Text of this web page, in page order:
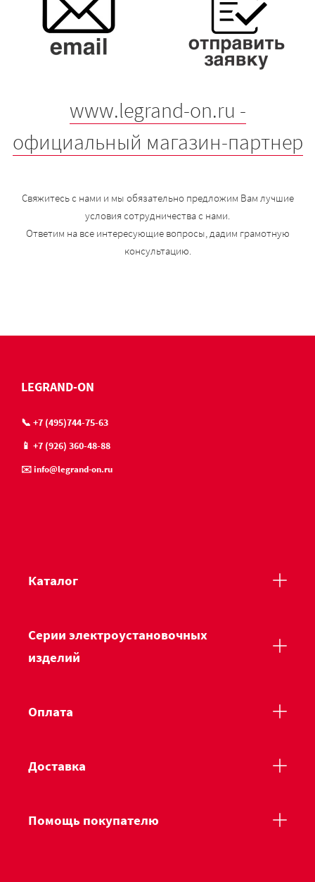
www.legrand-on.ru -
официальный магазин-партнер
Свяжитесь с нами и мы обязательно предложим Вам лучшие
условия сотрудничества с нами.
Ответим на все интересующие вопросы, дадим грамотную
консультацию.
LEGRAND-ON
📞 +7 (495)744-75-63
📱 +7 (926) 360-48-88
✉️ info@legrand-on.ru
Каталог
Серии электроустановочных
изделий
Оплата
Доставка
Помощь покупателю